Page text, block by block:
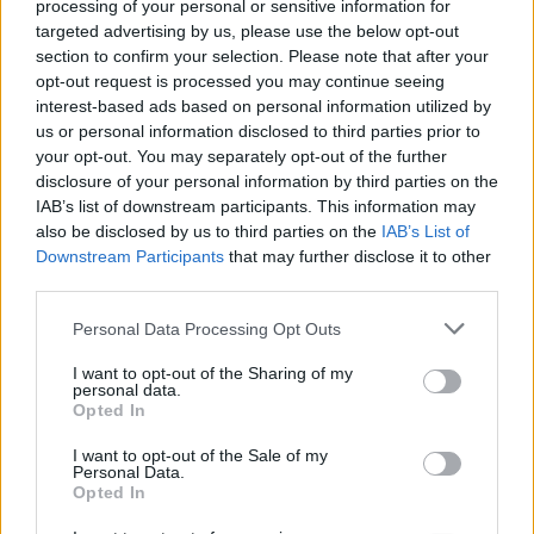
processing of your personal or sensitive information for
targeted advertising by us, please use the below opt-out
section to confirm your selection. Please note that after your
opt-out request is processed you may continue seeing
interest-based ads based on personal information utilized by
us or personal information disclosed to third parties prior to
your opt-out. You may separately opt-out of the further
disclosure of your personal information by third parties on the
IAB’s list of downstream participants. This information may
also be disclosed by us to third parties on the IAB’s List of
Downstream Participants that may further disclose it to other
Personal Data Processing Opt Outs
I want to opt-out of the Sharing of my
personal data.
Opted In
I want to opt-out of the Sale of my
Personal Data.
Opted In
Ale to nie je všetko! Súčasne so zákonom o
dôchodkoch podpísal prezident aj zákon o minimálnej
mzde.
Tento nový zákon stanovuje, že nízko príjmoví a
sociálne zraniteľní Taliani dostanú základné príjmy vo
výške 780 EUR na osobu alebo 1 032 EUR na rodinu.
Táto suma bude vyplatená nezamestnaným,
podnikateľom v konkurze a mladým ľuďom bez
odpracovaných rokoch, ktorí nemôžu získať nárok na
dávky v nezamestnanosti.
Avšak, základný príjem, podľa námestníka ministra
práce a priemyslu, Luigi di Mayo, „neumožní ľuďom len
tak ležať na gauči.“
Predovšetkým budú nezamestnaní povinní navštevovať
a
r
f
o
r
: